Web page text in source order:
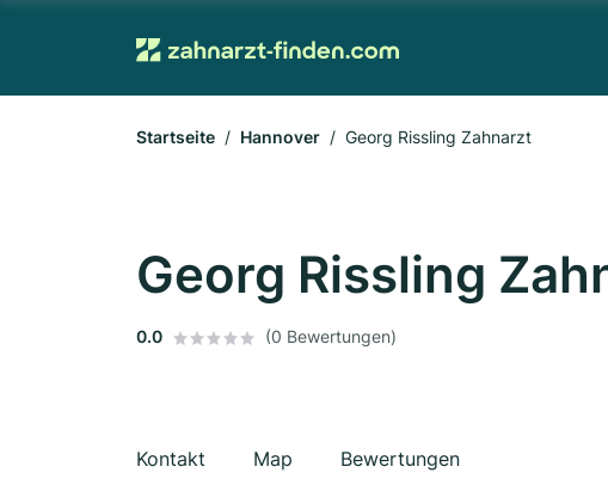
Startseite Hannover Georg Rissling Zahnarzt
Georg Rissling
0.0 (0 Bewertungen)
Kontakt Map Bewertungen